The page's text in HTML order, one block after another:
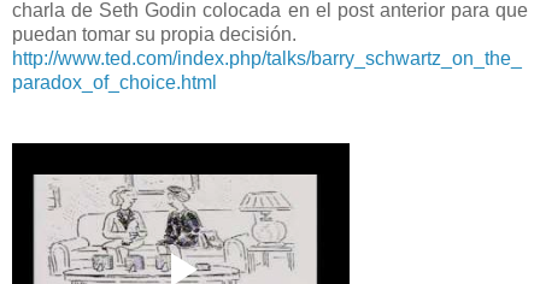
charla de Seth Godin colocada en el post anterior para que
puedan tomar su propia decisión.
http://www.ted.com/index.php/talks/barry_schwartz_on_the_
paradox_of_choice.html